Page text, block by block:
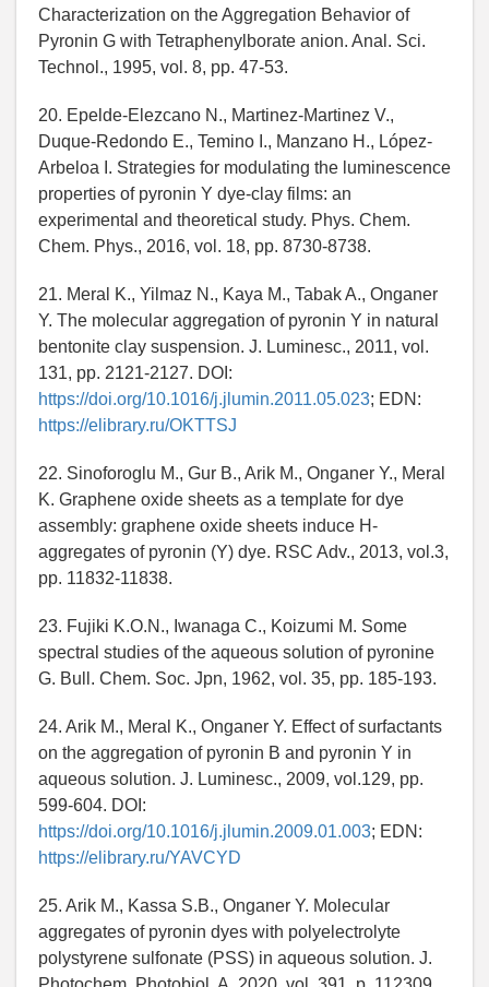
Characterization on the Aggregation Behavior of
Pyronin G with Tetraphenylborate anion. Anal. Sci.
Technol., 1995, vol. 8, pp. 47-53.
20. Epelde-Elezcano N., Martinez-Martinez V.,
Duque-Redondo E., Temino I., Manzano H., López-
Arbeloa I. Strategies for modulating the luminescence
properties of pyronin Y dye-clay films: an
experimental and theoretical study. Phys. Chem.
Chem. Phys., 2016, vol. 18, pp. 8730-8738.
21. Meral K., Yilmaz N., Kaya M., Tabak A., Onganer
Y. The molecular aggregation of pyronin Y in natural
bentonite clay suspension. J. Luminesc., 2011, vol.
131, pp. 2121-2127. DOI:
https://doi.org/10.1016/j.jlumin.2011.05.023; EDN:
https://elibrary.ru/OKTTSJ
22. Sinoforoglu M., Gur B., Arik M., Onganer Y., Meral
K. Graphene oxide sheets as a template for dye
assembly: graphene oxide sheets induce H-
aggregates of pyronin (Y) dye. RSC Adv., 2013, vol.3,
pp. 11832-11838.
23. Fujiki K.O.N., Iwanaga C., Koizumi M. Some
spectral studies of the aqueous solution of pyronine
G. Bull. Chem. Soc. Jpn, 1962, vol. 35, pp. 185-193.
24. Arik M., Meral K., Onganer Y. Effect of surfactants
on the aggregation of pyronin B and pyronin Y in
aqueous solution. J. Luminesc., 2009, vol.129, pp.
599-604. DOI:
https://doi.org/10.1016/j.jlumin.2009.01.003; EDN:
https://elibrary.ru/YAVCYD
25. Arik M., Kassa S.B., Onganer Y. Molecular
aggregates of pyronin dyes with polyelectrolyte
polystyrene sulfonate (PSS) in aqueous solution. J.